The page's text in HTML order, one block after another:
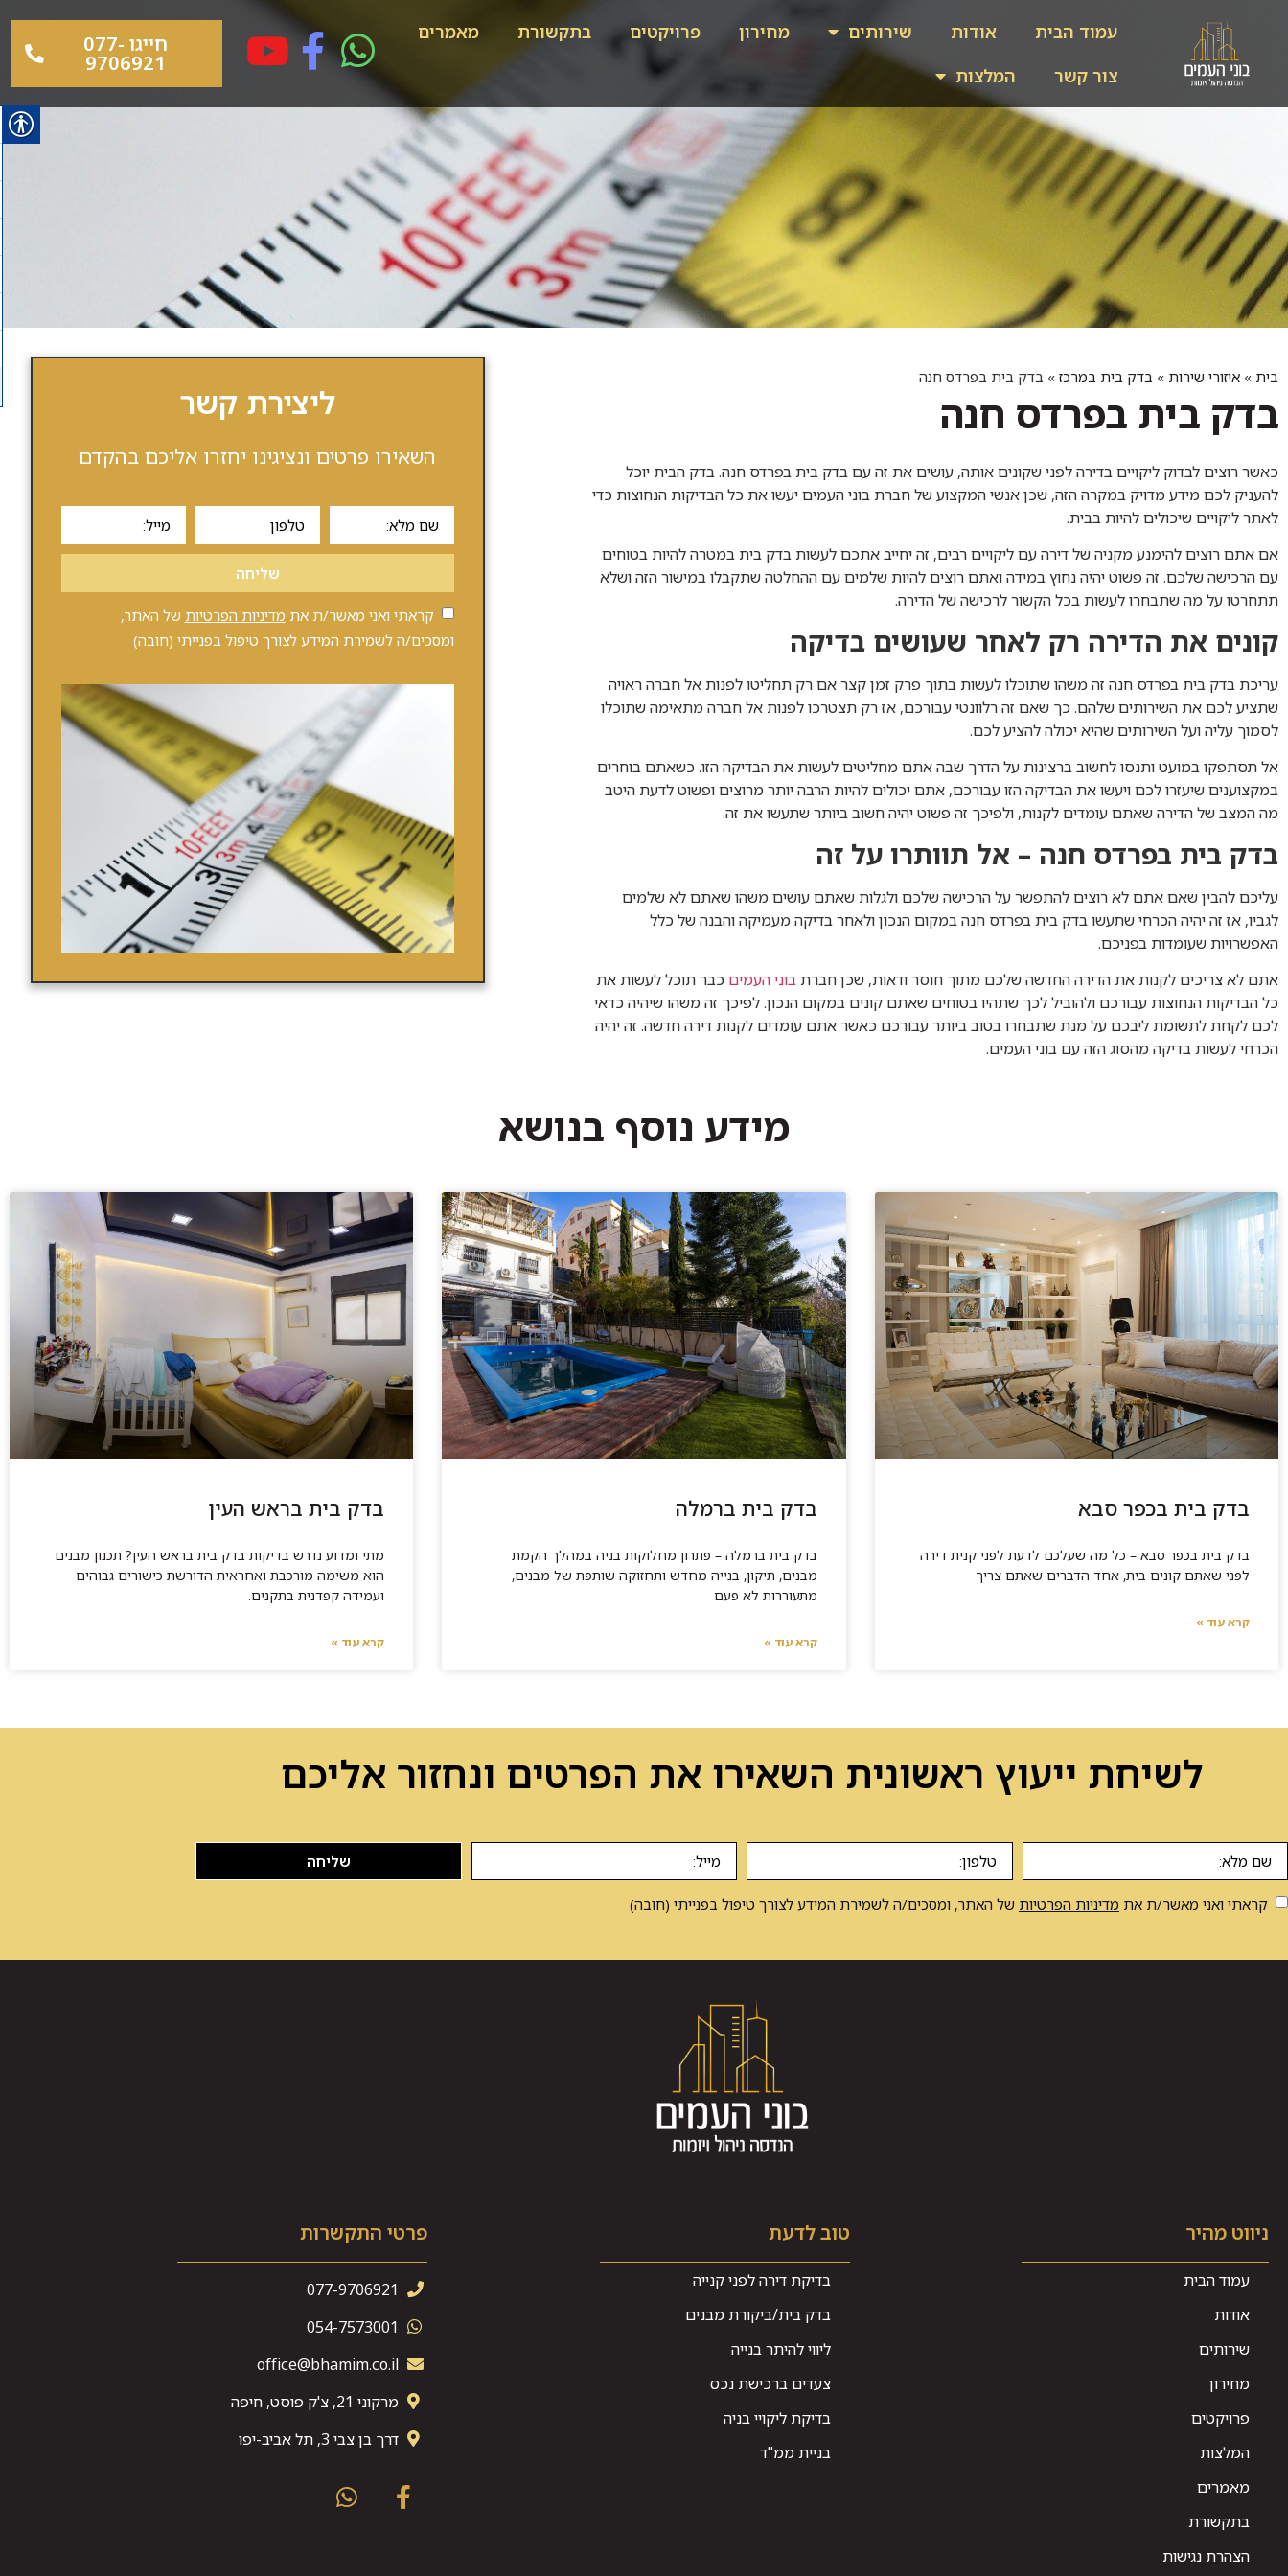
עמוד הבית אודות שירותים מחירון פרויקטים בתקשורת
מאמרים
צור קשר
המלצות
חייגו 077-
9706921
בית » איזורי שירות » בדק בית במרכז » בדק בית בפרדס חנה
בדק בית בפרדס חנה
כאשר רוצים לבדוק ליקויים בדירה לפני שקונים אותה, עושים את זה עם בדק בית בפרדס חנה. בדק הבית יוכל
להעניק לכם מידע מדויק במקרה הזה, שכן אנשי המקצוע של חברת בוני העמים יעשו את כל הבדיקות הנחוצות כדי
לאתר ליקויים שיכולים להיות בבית.
אם אתם רוצים להימנע מקניה של דירה עם ליקויים רבים, זה יחייב אתכם לעשות בדק בית במטרה להיות בטוחים
עם הרכישה שלכם. זה פשוט יהיה נחוץ במידה ואתם רוצים להיות שלמים עם ההחלטה שתקבלו במישור הזה ושלא
תתחרטו על מה שתבחרו לעשות בכל הקשור לרכישה של הדירה.
קונים את הדירה רק לאחר שעושים בדיקה
עריכת בדק בית בפרדס חנה זה משהו שתוכלו לעשות בתוך פרק זמן קצר אם רק תחליטו לפנות אל חברה ראויה
שתציע לכם את השירותים שלהם. כך שאם זה רלוונטי עבורכם, אז רק תצטרכו לפנות אל חברה מתאימה שתוכלו
לסמוך עליה ועל השירותים שהיא יכולה להציע לכם.
אל תסתפקו במועט ותנסו לחשוב ברצינות על הדרך שבה אתם מחליטים לעשות את הבדיקה הזו. כשאתם בוחרים
במקצוענים שיעזרו לכם ויעשו את הבדיקה הזו עבורכם, אתם יכולים להיות הרבה יותר מרוצים ופשוט לדעת היטב
מה המצב של הדירה שאתם עומדים לקנות, ולפיכך זה פשוט יהיה חשוב ביותר שתעשו את זה.
בדק בית בפרדס חנה – אל תוותרו על זה
עליכם להבין שאם אתם לא רוצים להתפשר על הרכישה שלכם ולגלות שאתם עושים משהו שאתם לא שלמים
לגביו, אז זה יהיה הכרחי שתעשו בדק בית בפרדס חנה במקום הנכון ולאחר בדיקה מעמיקה והבנה של כלל
האפשרויות שעומדות בפניכם.
אתם לא צריכים לקנות את הדירה החדשה שלכם מתוך חוסר ודאות, שכן חברת בוני העמיםכבר תוכל לעשות את
כל הבדיקות הנחוצות עבורכם ולהוביל לכך שתהיו בטוחים שאתם קונים במקום הנכון. לפיכך זה משהו שיהיה כדאי
לכם לקחת לתשומת ליבכם על מנת שתבחרו בטוב ביותר עבורכם כאשר אתם עומדים לקנות דירה חדשה. זה יהיה
הכרחי לעשות בדיקה מהסוג הזה עם בוני העמים.
ליצירת קשר
השאירו פרטים ונציגינו יחזרו אליכם בהקדם
שליחה
קראתי ואני מאשר/ת את מדיניות הפרטיות של האתר,
ומסכים/ה לשמירת המידע לצורך טיפול בפנייתי (חובה)
מידע נוסף בנושא
בדק בית בכפר סבא
בדק בית בכפר סבא – כל מה שעלכם לדעת לפני קנית דירה
לפני שאתם קונים בית, אחד הדברים שאתם צריך
קרא עוד »
בדק בית ברמלה
בדק בית ברמלה – פתרון מחלוקות בניה במהלך הקמת
מבנים, תיקון, בנייה מחדש ותחזוקה שותפת של מבנים,
מתעוררות לא פעם
קרא עוד »
בדק בית בראש העין
מתי ומדוע נדרש בדיקות בדק בית בראש העין? תכנון מבנים
הוא משימה מורכבת ואחראית הדורשת כישורים גבוהים
ועמידה קפדנית בתקנים.
קרא עוד »
לשיחת ייעוץ ראשונית השאירו את הפרטים ונחזור אליכם
שליחה
קראתי ואני מאשר/ת את מדיניות הפרטיות של האתר, ומסכים/ה לשמירת המידע לצורך טיפול בפנייתי (חובה)
ניווט מהיר
עמוד הבית
אודות
שירותים
מחירון
פרויקטים
המלצות
מאמרים
בתקשורת
הצהרת נגישות
טוב לדעת
בדיקת דירה לפני קנייה
בדק בית/ביקורת מבנים
ליווי להיתר בנייה
צעדים ברכישת נכס
בדיקת ליקויי בניה
בניית ממ"ד
פרטי התקשרות
077-9706921
054-7573001
office@bhamim.co.il
מרקוני 21, צ'ק פוסט, חיפה
דרך בן צבי 3, תל אביב-יפו